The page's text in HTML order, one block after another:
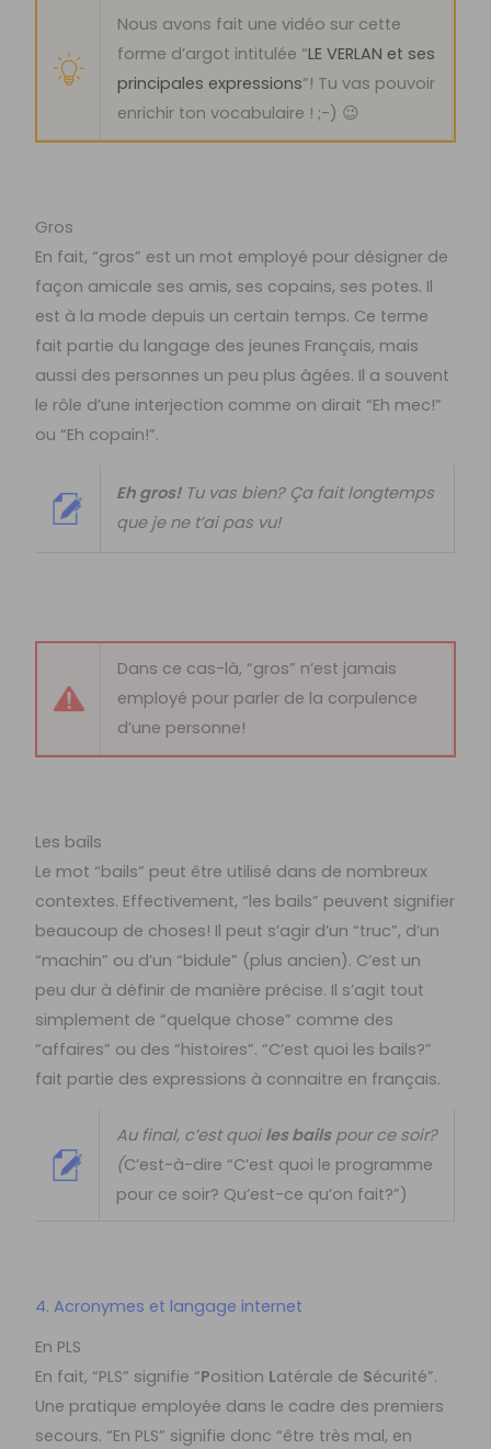
Nous avons fait une vidéo sur cette
forme d’argot intitulée “LE VERLAN et ses
principales expressions”! Tu vas pouvoir
enrichir ton vocabulaire ! ;-) 😉
Gros
En fait, “gros” est un mot employé pour désigner de
façon amicale ses amis, ses copains, ses potes. Il
est à la mode depuis un certain temps. Ce terme
fait partie du langage des jeunes Français, mais
aussi des personnes un peu plus âgées. Il a souvent
le rôle d’une interjection comme on dirait “Eh mec!”
ou “Eh copain!”.
Eh gros!Tu vas bien? Ça fait longtemps
que je ne t’ai pas vu!
Dans ce cas-là, “gros” n’est jamais
employé pour parler de la corpulence
d’une personne!
Les bails
Le mot “bails” peut être utilisé dans de nombreux
contextes. Effectivement, “les bails” peuvent signifier
beaucoup de choses! Il peut s’agir d’un “truc”, d’un
“machin” ou d’un “bidule” (plus ancien). C’est un
peu dur à définir de manière précise. Il s’agit tout
simplement de “quelque chose” comme des
“affaires” ou des “histoires”. “C’est quoi les bails?”
fait partie des expressions à connaitre en français.
Au final, c’est quoi les bailspour ce soir?
(C’est-à-dire “C’est quoi le programme
pour ce soir? Qu’est-ce qu’on fait?”)
4. Acronymes et langage internet
En PLS
En fait, “PLS” signifie “Position Latérale de Sécurité”.
Une pratique employée dans le cadre des premiers
secours. “En PLS” signifie donc “être très mal, en